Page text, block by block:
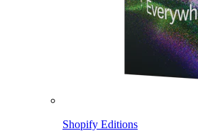
Shopify Editions